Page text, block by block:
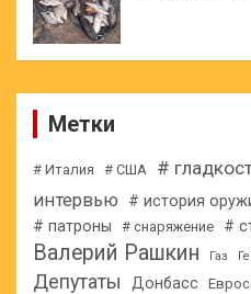
Метки
# Италия # США #
интервью
# история
# патроны # снаряжение #
Валерий Рашкин Газ
Депутаты Донбасс